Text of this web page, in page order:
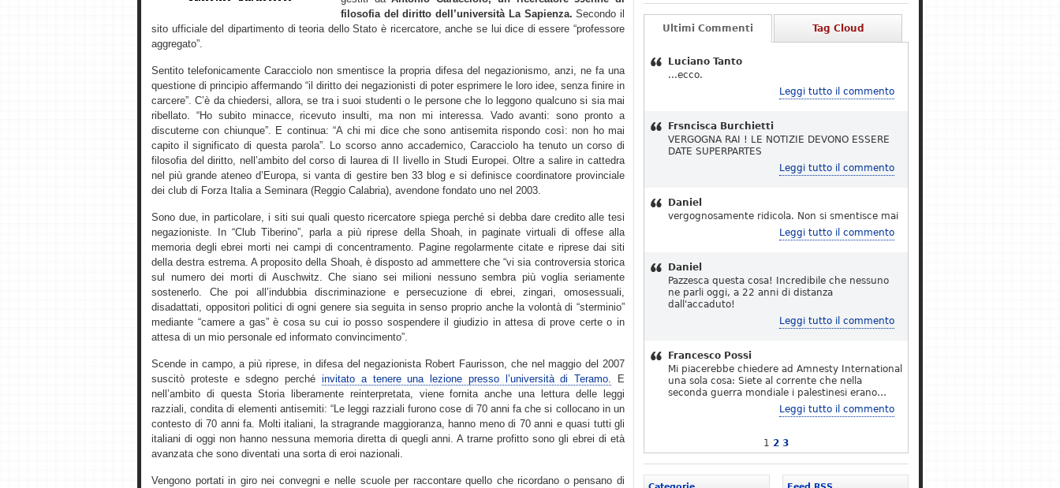
filosofia del diritto dell’università La Sapienza. Secondo il
sito ufficiale del dipartimento di teoria dello Stato è ricercatore, anche se lui dice di essere “professore
aggregato”.
Sentito telefonicamente Caracciolo non smentisce la propria difesa del negazionismo, anzi, ne fa una
questione di principio affermando “il diritto dei negazionisti di poter esprimere le loro idee, senza finire in
carcere”. C’è da chiedersi, allora, se tra i suoi studenti o le persone che lo leggono qualcuno si sia mai
ribellato. “Ho subito minacce, ricevuto insulti, ma non mi interessa. Vado avanti: sono pronto a
discuterne con chiunque”. E continua: “A chi mi dice che sono antisemita rispondo così: non ho mai
capito il significato di questa parola”. Lo scorso anno accademico, Caracciolo ha tenuto un corso di
filosofia del diritto, nell’ambito del corso di laurea di II livello in Studi Europei. Oltre a salire in cattedra
nel più grande ateneo d’Europa, si vanta di gestire ben 33 blog e si definisce coordinatore provinciale
dei club di Forza Italia a Seminara (Reggio Calabria), avendone fondato uno nel 2003.
Sono due, in particolare, i siti sui quali questo ricercatore spiega perché si debba dare credito alle tesi
negazioniste. In “Club Tiberino”, parla a più riprese della Shoah, in paginate virtuali di offese alla
memoria degli ebrei morti nei campi di concentramento. Pagine regolarmente citate e riprese dai siti
della destra estrema. A proposito della Shoah, è disposto ad ammettere che “vi sia controversia storica
sul numero dei morti di Auschwitz. Che siano sei milioni nessuno sembra più voglia seriamente
sostenerlo. Che poi all’indubbia discriminazione e persecuzione di ebrei, zingari, omosessuali,
disadattati, oppositori politici di ogni genere sia seguita in senso proprio anche la volontà di “sterminio”
mediante “camere a gas” è cosa su cui io posso sospendere il giudizio in attesa di prove certe o in
attesa di un mio personale ed informato convincimento”.
Scende in campo, a più riprese, in difesa del negazionista Robert Faurisson, che nel maggio del 2007
suscitò proteste e sdegno perché invitato a tenere una lezione presso l’università di Teramo. E
nell’ambito di questa Storia liberamente reinterpretata, viene fornita anche una lettura delle leggi
razziali, condita di elementi antisemiti: “Le leggi razziali furono cose di 70 anni fa che si collocano in un
contesto di 70 anni fa. Molti italiani, la stragrande maggioranza, hanno meno di 70 anni e quasi tutti gli
italiani di oggi non hanno nessuna memoria diretta di quegli anni. A trarne profitto sono gli ebrei di età
avanzata che sono diventati una sorta di eroi nazionali.
Vengono portati in giro nei convegni e nelle scuole per raccontare quello che ricordano o pensano di
Ultimi Commenti Tag Cloud
Luciano Tanto
...ecco.
Leggi tutto il commento
Frsncisca Burchietti
VERGOGNA RAI ! LE NOTIZIE DEVONO ESSERE
DATE SUPERPARTES
Leggi tutto il commento
Daniel
vergognosamente ridicola. Non si smentisce mai
Leggi tutto il commento
Daniel
Pazzesca questa cosa! Incredibile che nessuno
ne parli oggi, a 22 anni di distanza
dall'accaduto!
Leggi tutto il commento
Francesco Possi
Mi piacerebbe chiedere ad Amnesty International
una sola cosa: Siete al corrente che nella
seconda guerra mondiale i palestinesi erano…
Leggi tutto il commento
1 2 3